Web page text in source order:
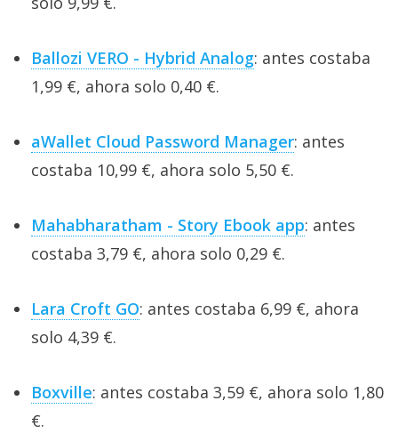
Ballozi VERO - Hybrid Analog: antes costaba
1,99 €, ahora solo 0,40 €.
aWallet Cloud Password Manager: antes
costaba 10,99 €, ahora solo 5,50 €.
Mahabharatham - Story Ebook app: antes
costaba 3,79 €, ahora solo 0,29 €.
Lara Croft GO: antes costaba 6,99 €, ahora
solo 4,39 €.
Boxville: antes costaba 3,59 €, ahora solo 1,80
€.